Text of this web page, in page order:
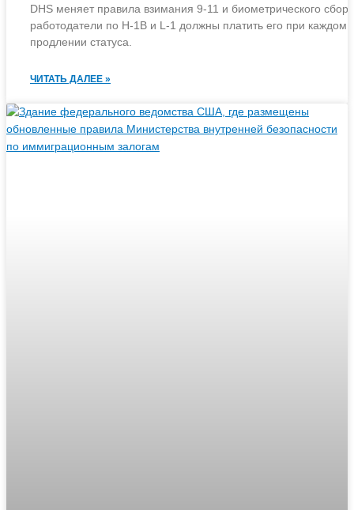
DHS меняет правила взимания 9-11 и биометрического
работодатели по H-1B и L-1 должны платить его при каждом
продлении статуса.
ЧИТАТЬ ДАЛЕЕ »